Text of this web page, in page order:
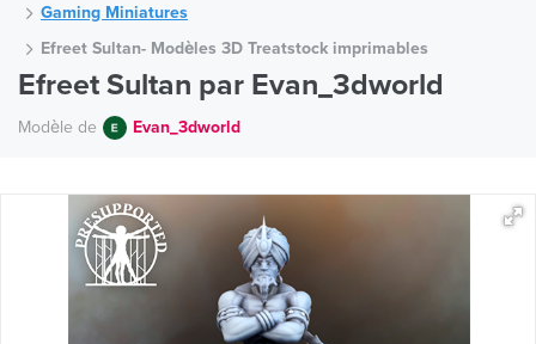
Gaming Miniatures
Efreet Sultan- Modèles 3D Treatstock imprimables
Efreet Sultan par Evan_3dworld
Modèle de Evan_3dworld